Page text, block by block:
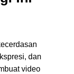
dan
video